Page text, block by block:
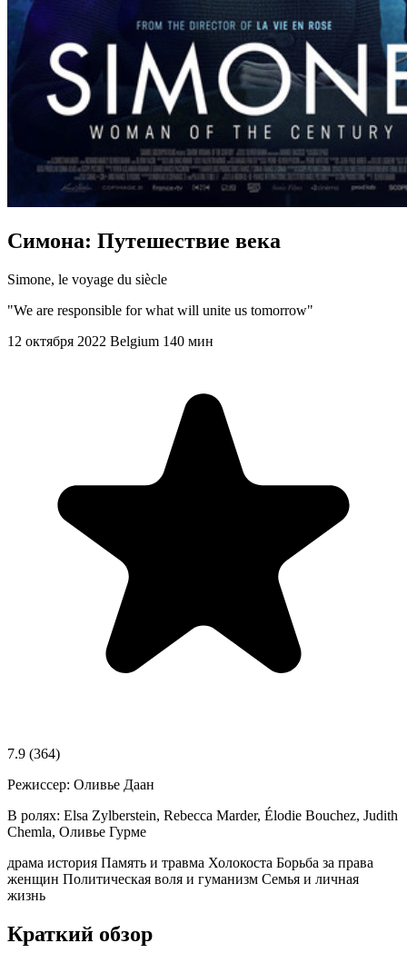
Симона: Путешествие века
Simone, le voyage du siècle
"We are responsible for what will unite us tomorrow"
12 октября 2022 Belgium 140 мин
7.9 (364)
Режиссер: Оливье Даан
В ролях: Elsa Zylberstein, Rebecca Marder, Élodie Bouchez, Judith
Chemla, Оливье Гурме
драма история Память и травма Холокоста Борьба за права
женщин Политическая воля и гуманизм Семья и личная
жизнь
Краткий обзор